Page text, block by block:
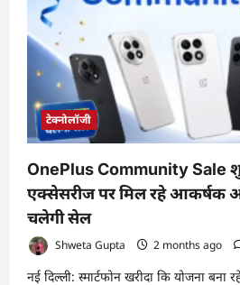
है
स्लो?
जानिए
कारण
और
आसान
समाधान
टेक्नोलॉजी
OnePlus Community Sale
एक्सेसरीज पर मिल रहे आकर्षक
चलेगी सेल
Shweta Gupta 2 months ago
नई दिल्ली: स्मार्टफोन खरीदा कि योजना